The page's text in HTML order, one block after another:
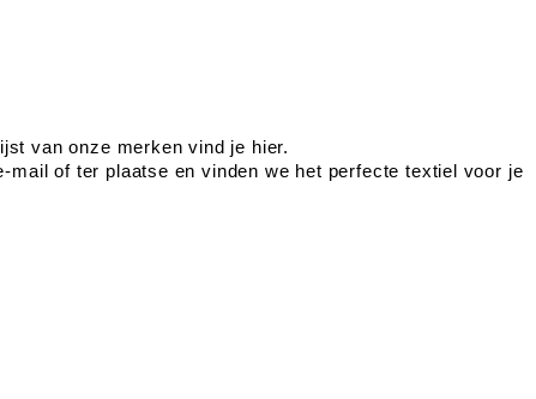
van onze merken vind je hier.
of ter plaatse en vinden we het perfecte textiel voor je